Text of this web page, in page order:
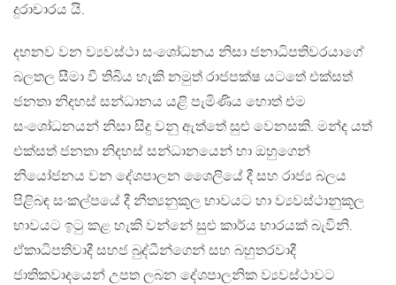
දුරාචාරය යි.
දහනව වන ව්‍යවස්ථා සංශෝධනය නිසා ජනාධිපතිවරයාගේ
බලතල සීමා වී තිබිය හැකි නමුත් රාජපක්ෂ යටතේ එක්සත්
ජනතා නිදහස් සන්ධානය යළි පැමිණිය හොත් එම
සංශෝධනයන් නිසා සිදු වනු ඇත්තේ සුළු වෙනසකි. මන්ද යත්
එක්සත් ජනතා නිදහස් සන්ධානයෙන් හා ඔහුගෙන්
නියෝජනය වන දේශපාලන ශෛලියේ දී සහ රාජ්‍ය බලය
පිළිබඳ සංකල්පයේ දී නීත්‍යනුකූල භාවයට හා ව්‍යවස්ථානුකූල
භාවයට ඉටු කළ හැකි වන්නේ සුළු කාර්ය භාරයක් බැවිනි.
ඒකාධිපතිවාදී සහජ බුද්ධීන්ගෙන් සහ බහුතරවාදී
ජාතිකවාදයෙන් උපත ලබන දේශපාලනික ව්‍යවස්ථාවට